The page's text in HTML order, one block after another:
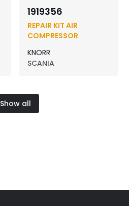
1919356
REPAIR KIT AIR
COMPRESSOR
KNORR
SCANIA
Show all